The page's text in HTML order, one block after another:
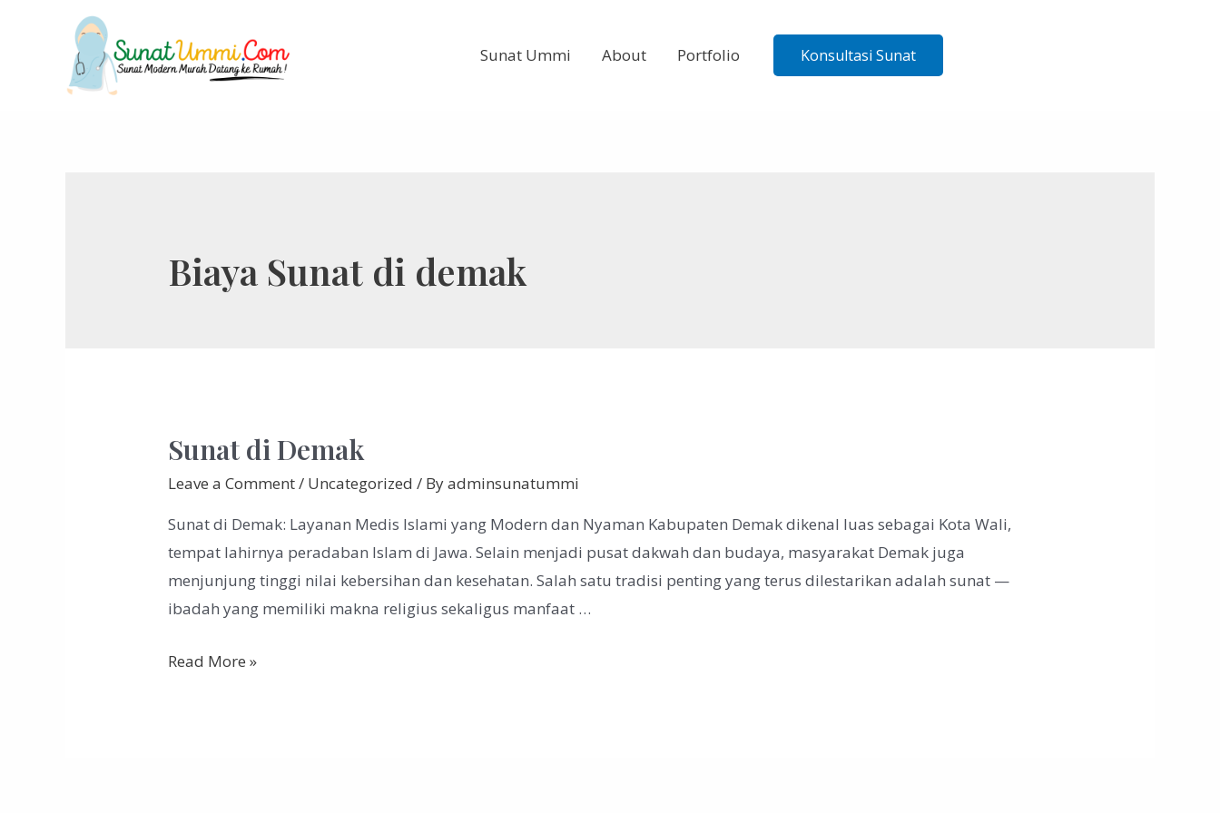
Sunat Ummi About Portfolio Konsultasi Sunat
Biaya Sunat di demak
Sunat di Demak
Leave a Comment/ Uncategorized / Byadminsunatummi
Sunat di Demak: Layanan Medis Islami yang Modern dan Nyaman Kabupaten Demak dikenal luas sebagai Kota Wali,
tempat lahirnya peradaban Islam di Jawa. Selain menjadi pusat dakwah dan budaya, masyarakat Demak juga
menjunjung tinggi nilai kebersihan dan kesehatan. Salah satu tradisi penting yang terus dilestarikan adalah sunat —
ibadah yang memiliki makna religius sekaligus manfaat …
Read More »